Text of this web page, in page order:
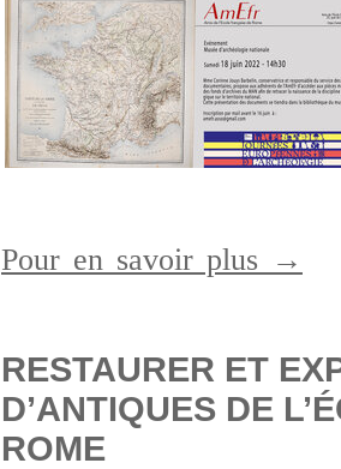
Pour en savoir plus →
RESTAURER ET
D’ANTIQUES DE
ROME